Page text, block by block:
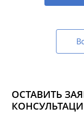
ОСТАВИТЬ